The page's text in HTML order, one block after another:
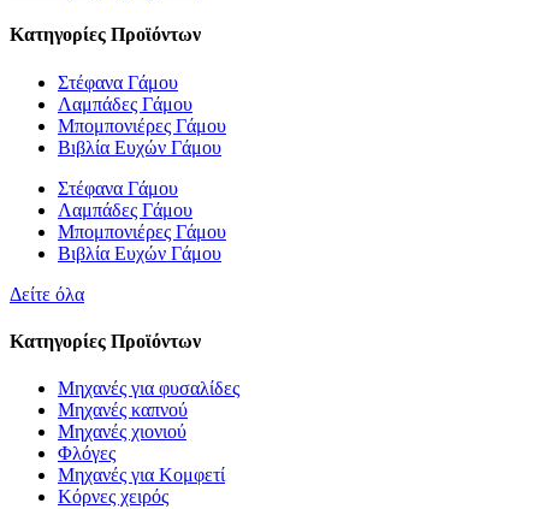
Κατηγορίες Προϊόντων
Στέφανα Γάμου
Λαμπάδες Γάμου
Μπομπονιέρες Γάμου
Βιβλία Ευχών Γάμου
Στέφανα Γάμου
Λαμπάδες Γάμου
Μπομπονιέρες Γάμου
Βιβλία Ευχών Γάμου
Δείτε όλα
Κατηγορίες Προϊόντων
Μηχανές για φυσαλίδες
Μηχανές καπνού
Μηχανές χιονιού
Φλόγες
Μηχανές για Κομφετί
Κόρνες χειρός